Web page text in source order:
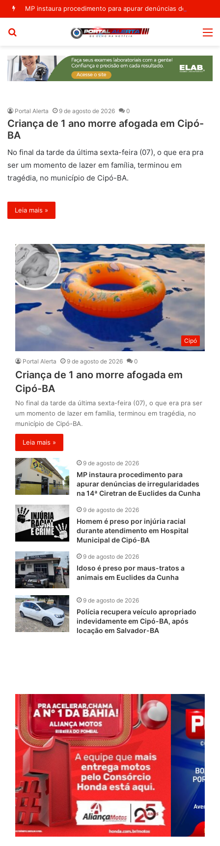
Portal Alerta 9 de agosto de 2026 0
Criança de 1 ano morre afogada em Cipó-
BA
No final da tarde da última sexta-feira (07), o que era pra
ser um momento de lazer em família, terminou em
tragédia, no município de Cipó-BA.
Leia mais »
Cipó
Portal Alerta 9 de agosto de 2026 0
Criança de 1 ano morre afogada em
Cipó-BA
No final da tarde da última sexta-feira (07), o que era pra ser
um momento de lazer em família, terminou em tragédia, no
município de Cipó-BA.
Leia mais »
9 de agosto de 2026
MP instaura procedimento para
apurar denúncias de irregularidades
na 14ª Ciretran de Euclides da Cunha
9 de agosto de 2026
Homem é preso por injúria racial
durante atendimento em Hospital
Municipal de Cipó-BA
9 de agosto de 2026
Idoso é preso por maus-tratos a
animais em Euclides da Cunha
9 de agosto de 2026
Polícia recupera veículo apropriado
indevidamente em Cipó-BA, após
locação em Salvador-BA